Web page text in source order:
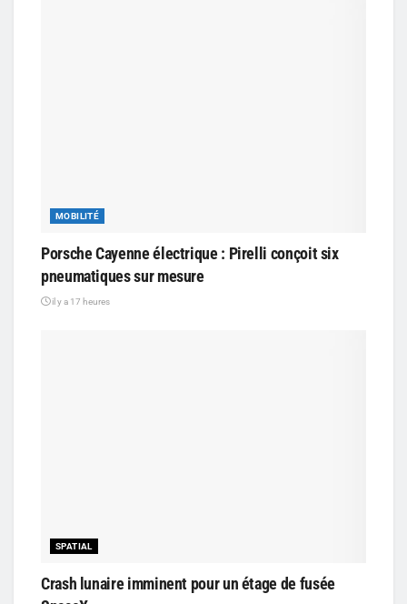
MOBILITÉ
Porsche Cayenne électrique : Pirelli conçoit six
pneumatiques sur mesure
il y a 17 heures
SPATIAL
Crash lunaire imminent pour un étage de fusée